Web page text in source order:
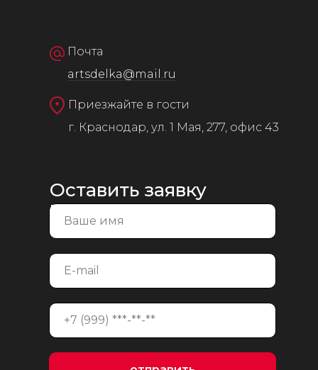
Оставить заявку
на консультацию
Почта
artsdelka@mail.ru
Приезжайте в гости
г. Краснодар, ул. 1 Мая, 277, офис 43